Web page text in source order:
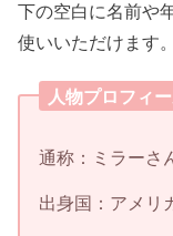
下の空白に名前や
使いいただけます。
人物プロフィ
通称：ミラーさん
出身国：アメリ